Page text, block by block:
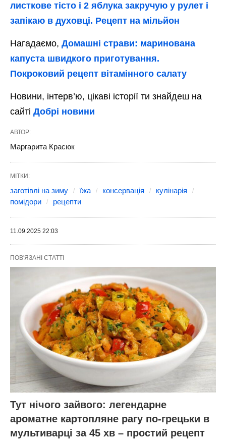
листкове тісто і 2 яблука закручую у рулет і
запікаю в духовці. Рецепт на мільйон
Нагадаємо, Домашні страви: маринована
капуста швидкого приготування.
Покроковий рецепт вітамінного салату
Новини, інтерв’ю, цікаві історії ти знайдеш на
сайті Добрі новини
АВТОР:
Маргарита Красюк
МІТКИ:
заготівлі на зиму їжа консервація
кулінарія
помідори
рецепти
11.09.2025 22:03
ПОВ'ЯЗАНІ СТАТТІ
Тут нічого зайвого: легендарне
ароматне картопляне рагу по-грецьки в
мультиварці за 45 хв – простий рецепт